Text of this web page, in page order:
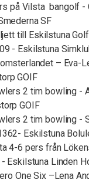
på Vilsta bangolf -
SF
till Eskilstuna
- Eskilstuna
– Eva-
GOIF
2 tim bowling -
GOIF
2 tim bowling -
Eskilstuna
4-6 pers från
Eskilstuna Linden
One Six –Lena